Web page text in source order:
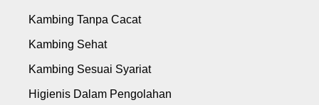
Kambing Tanpa Cacat
Kambing Sehat
Kambing Sesuai Syariat
Higienis Dalam Pengolahan